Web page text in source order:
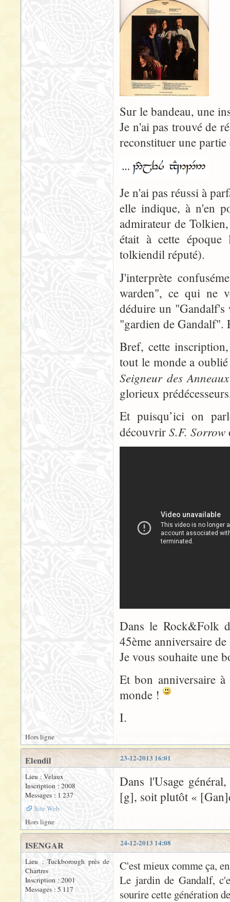
Sur le bandeau, une
Je n'ai pas trouvé de
reconstituer une partie
Je n'ai pas réussi à
elle indique, à n'en
admirateur de
était à cette
tolkiendil réputé).
J'interprète
warden", ce qui ne
déduire un "Gandalf's
"gardien de Gandalf".
Bref, cette
tout le monde a
Seigneur des Anneaux
glorieux
Et puisqu’ici on
découvrir S.F. Sorrow
Dans le Rock&Folk
45ème anniversaire
Je vous souhaite une
Et bon anniversaire
monde !
I.
Hors ligne
23-12-2013 16:01
Elendil
Lieu : Velaux
Inscription : 2008
Messages : 1 237
Site Web
Dans l'Usage
[g], soit plutôt «
Hors ligne
24-12-2013 14:08
ISENGAR
Lieu : Tuckborough près de
Chartres
Inscription : 2001
Messages : 5 117
C'est mieux comme ça,
Le jardin de Gandalf,
sourire cette génération